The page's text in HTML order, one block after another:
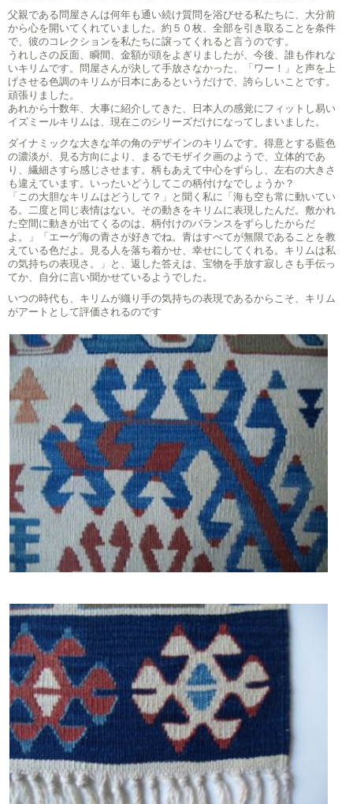
父親である問屋さんは何年も通い続け質問を浴びせる私たちに、大分前
から心を開いてくれていました。約５０枚、全部を引き取ることを条件
で、彼のコレクションを私たちに譲ってくれると言うのです。
うれしさの反面、瞬間、金額が頭をよぎりましたが、今後、誰も作れな
いキリムです。問屋さんが決して手放さなかった、「ワー！」と声を上
げさせる色調のキリムが日本にあるというだけで、誇らしいことです。
頑張りました。
あれから十数年、大事に紹介してきた、日本人の感覚にフィットし易い
イズミールキリムは、現在このシリーズだけになってしまいました。
ダイナミックな大きな羊の角のデザインのキリムです。得意とする藍色
の濃淡が、見る方向により、まるでモザイク画のようで、立体的であ
り、繊細さすら感じさせます。柄もあえて中心をずらし、左右の大きさ
も違えています。いったいどうしてこの柄付けなでしょうか？
「この大胆なキリムはどうして？」と聞く私に「海も空も常に動いてい
る。二度と同じ表情はない。その動きをキリムに表現したんだ。敷かれ
た空間に動きが出てくるのは、柄付けのバランスをずらしたからだ
よ。」「エーゲ海の青さが好きでね。青はすべてが無限であることを教
えている色だよ。見る人を落ち着かせ、幸せにしてくれる。キリムは私
の気持ちの表現さ。」と、返した答えは、宝物を手放す寂しさも手伝っ
てか、自分に言い聞かせているようでした。
いつの時代も、キリムが織り手の気持ちの表現であるからこそ、キリム
がアートとして評価されるのです